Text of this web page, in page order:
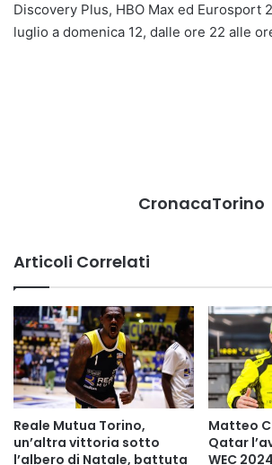
Discovery Plus, HBO Max ed Eurosport
luglio a domenica 12, dalle ore 22 alle
CronacaTorino
Articoli Correlati
Reale Mutua Torino,
un’altra vittoria sotto
l’albero di Natale, battuta
Matteo
Qatar
WEC 2024